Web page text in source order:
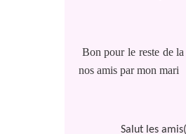
Bon pour le reste de
nos amis par mon mari
Salut les